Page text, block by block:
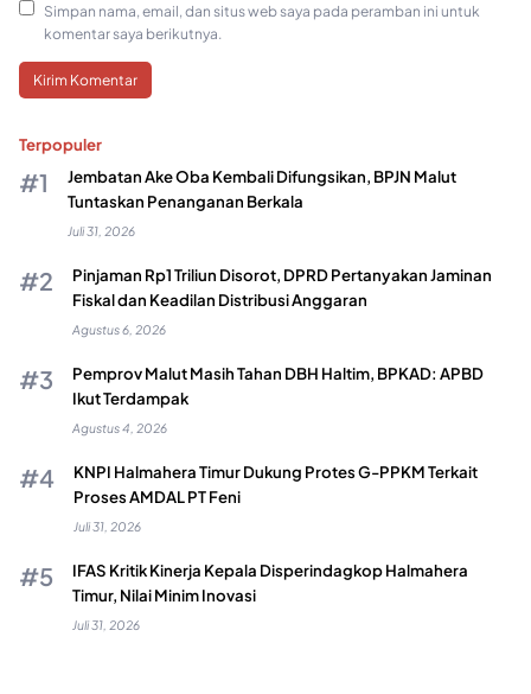
Simpan nama, email, dan situs web saya pada peramban ini untuk
komentar saya berikutnya.
Terpopuler
Jembatan Ake Oba Kembali Difungsikan, BPJN Malut
Tuntaskan Penanganan Berkala
Juli 31, 2026
Pinjaman Rp1 Triliun Disorot, DPRD Pertanyakan Jaminan
Fiskal dan Keadilan Distribusi Anggaran
Agustus 6, 2026
Pemprov Malut Masih Tahan DBH Haltim, BPKAD: APBD
Ikut Terdampak
Agustus 4, 2026
KNPI Halmahera Timur Dukung Protes G-PPKM Terkait
Proses AMDAL PT Feni
Juli 31, 2026
IFAS Kritik Kinerja Kepala Disperindagkop Halmahera
Timur, Nilai Minim Inovasi
Juli 31, 2026